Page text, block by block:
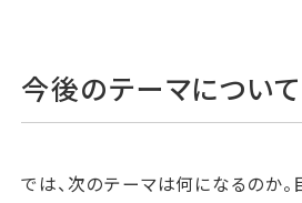
今後のテーマについて
では、次のテーマは何になるのか